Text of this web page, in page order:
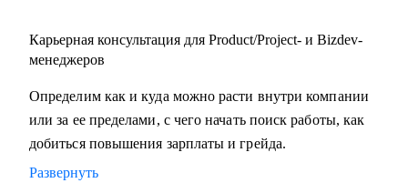
manager-a.
• Продактам от junior до lead расскажу, как улучшать
продуктом.
Кому могу помочь:
• Тем, кто хочет войти в IT и начать строить карьеру с нуля,
Карьерная консультация для Product/Project- и Bizdev-
менеджеров
Определим как и куда можно расти внутри компании
или за ее пределами, с чего начать поиск работы, как
добиться повышения зарплаты и грейда.
Развернуть